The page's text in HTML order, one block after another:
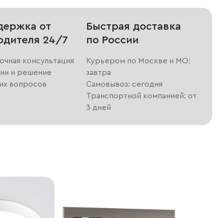
от
24/7
консультация
и решение
вопросов
Быстрая доставка
по России
Курьером по Москве и МО:
завтра
Самовывоз: сегодня
Транспортной компанией: от
3 дней